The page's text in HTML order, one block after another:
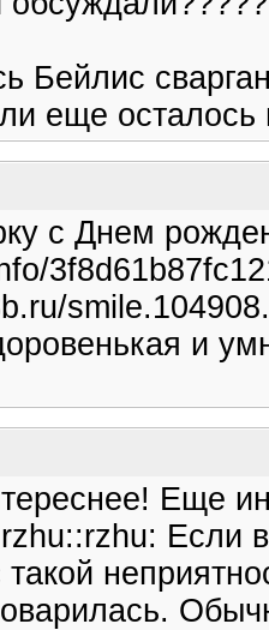
Бейлис
еще осталось
с Днем
и
Еще
Если
такой